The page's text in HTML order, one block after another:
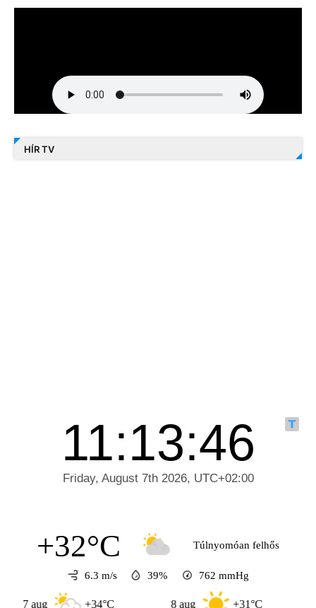
HÍR TV
+32°C Túlnyomóan felhős
6.3 m/s 39% 762 mmHg
+34°C +31°C